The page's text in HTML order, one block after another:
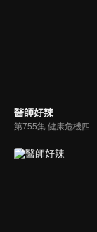
醫師好辣